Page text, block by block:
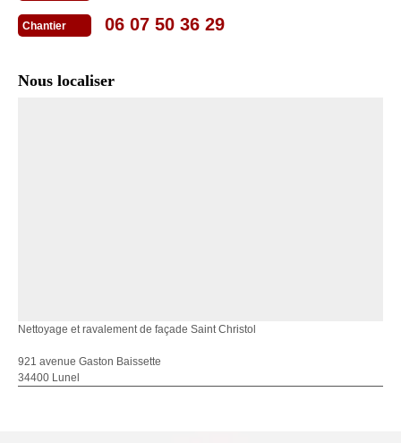
Chantier 06 07 50 36 29
Nous localiser
Nettoyage et ravalement de façade Saint Christol
921 avenue Gaston Baissette
34400 Lunel